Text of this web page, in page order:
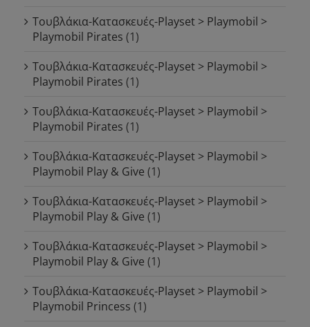
Τουβλάκια-Κατασκευές-Playset > Playmobil >
Playmobil Pirates (1)
Τουβλάκια-Κατασκευές-Playset > Playmobil >
Playmobil Pirates (1)
Τουβλάκια-Κατασκευές-Playset > Playmobil >
Playmobil Pirates (1)
Τουβλάκια-Κατασκευές-Playset > Playmobil >
Playmobil Play & Give (1)
Τουβλάκια-Κατασκευές-Playset > Playmobil >
Playmobil Play & Give (1)
Τουβλάκια-Κατασκευές-Playset > Playmobil >
Playmobil Play & Give (1)
Τουβλάκια-Κατασκευές-Playset > Playmobil >
Playmobil Princess (1)